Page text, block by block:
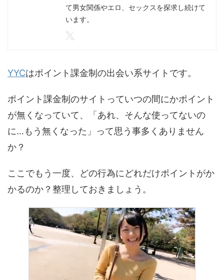
て男女関係やエロ、セックスを探求し続けて
います。
YYCはポイント課金制の出会い系サイトです。
ポイント課金制のサイトっていつの間にかポイント
が無くなっていて、「あれ、そんな使ってないの
に…もう無くなった」って思う事多くありません
か？
ここでもう一度、どの行為にどれだけポイントがか
かるのか？整理しておきましょう。